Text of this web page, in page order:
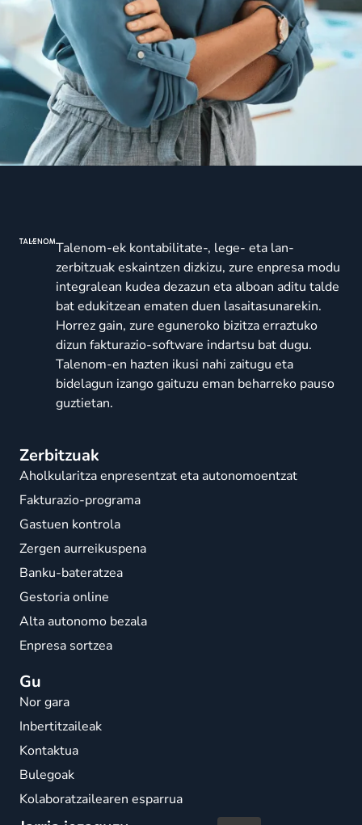
Talenom-ek kontabilitate-, lege- eta lan-
zerbitzuak eskaintzen dizkizu, zure enpresa modu
integralean kudea dezazun eta alboan aditu talde
bat edukitzean ematen duen lasaitasunarekin.
Horrez gain, zure eguneroko bizitza erraztuko
dizun fakturazio-software indartsu bat dugu.
Talenom-en hazten ikusi nahi zaitugu eta
bidelagun izango gaituzu eman beharreko pauso
guztietan.
Zerbitzuak
Aholkularitza enpresentzat eta autonomoentzat
Fakturazio-programa
Gastuen kontrola
Zergen aurreikuspena
Banku-bateratzea
Gestoria online
Alta autonomo bezala
Enpresa sortzea
Gu
Nor gara
Inbertitzaileak
Kontaktua
Bulegoak
Kolaboratzailearen esparrua